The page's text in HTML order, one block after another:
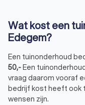
Wat kost een
Edegem?
Een tuinonderhoud
50,-Een
vraag daarom vooraf
bedrijf kost heeft ook
wensen zijn.